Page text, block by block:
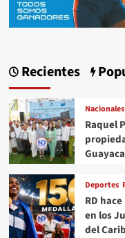
Recientes
Nacionales
Raquel
Deportes
RD
en los
del